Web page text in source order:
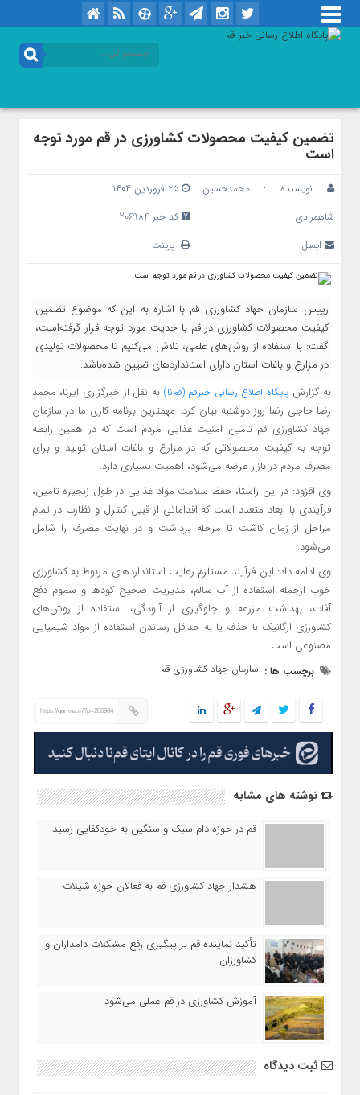
تضمین کیفیت محصولات کشاورزی در قم مورد توجه‌
است
نویسنده :محمدحسین
شاهمرادی
۲۵ فروردین ۱۴۰۴
کد خبر 206984
ایمیل
پرینت
رییس سازمان جهاد کشاورزی قم با اشاره به این که موضوع تضمین
کیفیت محصولات کشاورزی در قم با جدیت مورد توجه‌ قرار گرفته‌است،
گفت: با استفاده از روش‌های علمی، تلاش می‌کنیم تا محصولات تولیدی
در مزارع و باغات استان دارای استانداردهای تعیین شده‌باشد.
به گزارش پایگاه اطلاع رسانی خبرقم (قم‌نا) به نقل از خبرگزاری ایرنا، محمد
رضا حاجی رضا روز دوشنبه بیان کرد: مهمترین برنامه کاری ما در سازمان
جهاد کشاورزی قم تامین امنیت غذایی مردم است که در همین رابطه
توجه به کیفیت محصولاتی که در مزارع و باغات استان تولید و برای
مصرف مردم در بازار عرضه می‌شود،‌ اهمیت بسیاری دارد.
وی افزود: در این راستا، حفظ سلامت مواد غذایی در طول زنجیره تامین،
فرآیندی با ابعاد متعدد است که اقداماتی از قبیل کنترل و نظارت در تمام
مراحل از زمان کاشت تا مرحله برداشت و در نهایت مصرف را شامل
می‌شود.
وی ادامه داد: این فرآیند مستلزم رعایت استانداردهای مربوط به کشاورزی
خوب ازجمله استفاده از آب سالم، مدیریت صحیح کودها و سموم دفع
آفات، بهداشت مزرعه و جلوگیری از آلودگی، استفاده از روش‌های
کشاورزی ارگانیک با حذف یا به حداقل رساندن استفاده از مواد شیمیایی
مصنوعی است.
برچسب ها : سازمان جهاد کشاورزی قم
https://qomna.ir/?p=206984
نوشته های مشابه
قم در حوزه دام سبک و سنگین به خودکفایی رسید
هشدار جهاد کشاورزی قم به فعالان حوزه شیلات
تأکید نماینده قم بر پیگیری رفع مشکلات دامداران و
کشاورزان
آموزش کشاورزی در قم عملی می‌شود
ثبت دیدگاه